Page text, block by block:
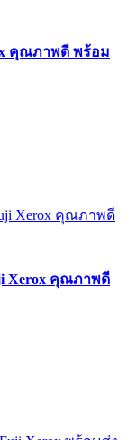
คุณภาพดี พร้อม
Xerox คุณภาพดี